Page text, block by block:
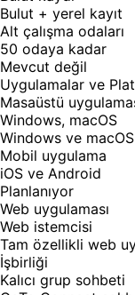
Bulut + yerel kayıt
Alt çalışma odaları
50 odaya kadar
Mevcut değil
Uygulamalar ve
Masaüstü
Windows, macOS
Windows ve
Mobil uygulama
iOS ve Android
Planlanıyor
Web uygulaması
Web istemcisi
Tam özellikli web
İşbirliği
Kalıcı grup sohbeti